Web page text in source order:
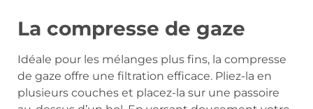
La compresse de gaze
Idéale pour les mélanges plus fins, la compresse
de gaze offre une filtration efficace. Pliez-la en
plusieurs couches et placez-la sur une passoire